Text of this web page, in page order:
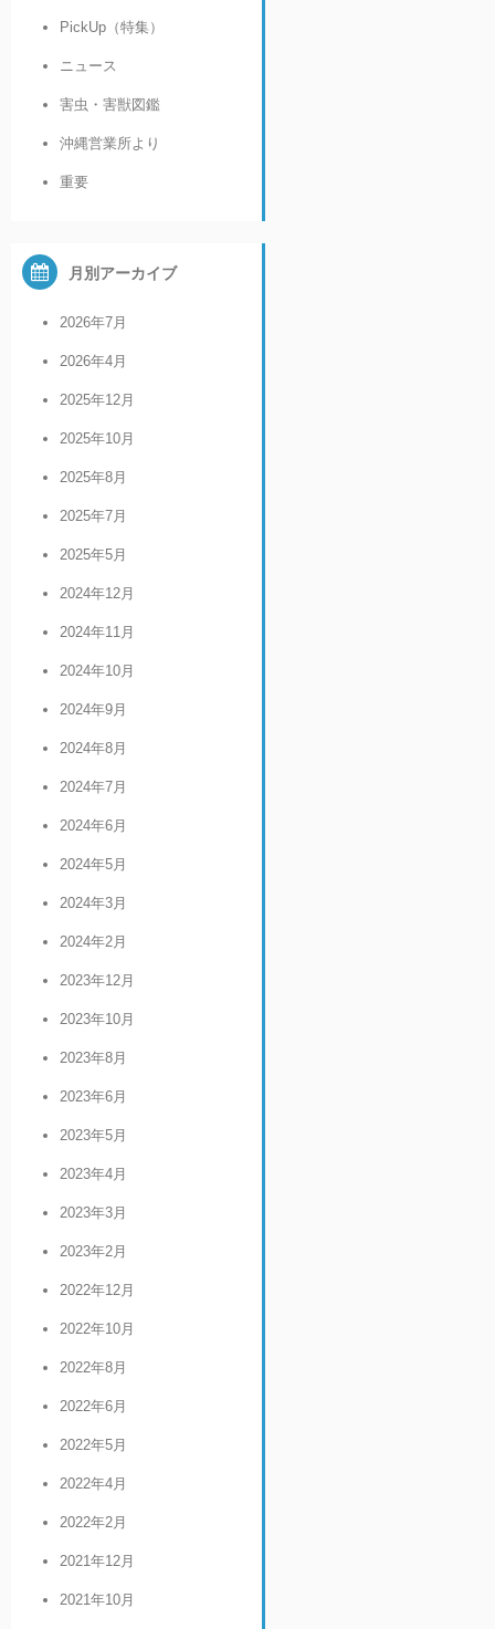
PickUp（特集）
ニュース
害虫・害獣図鑑
沖縄営業所より
重要
月別アーカイブ
2026年7月
2026年4月
2025年12月
2025年10月
2025年8月
2025年7月
2025年5月
2024年12月
2024年11月
2024年10月
2024年9月
2024年8月
2024年7月
2024年6月
2024年5月
2024年3月
2024年2月
2023年12月
2023年10月
2023年8月
2023年6月
2023年5月
2023年4月
2023年3月
2023年2月
2022年12月
2022年10月
2022年8月
2022年6月
2022年5月
2022年4月
2022年2月
2021年12月
2021年10月